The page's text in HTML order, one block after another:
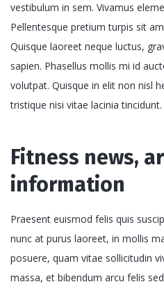
vestibulum in sem. Vivamus
Pellentesque pretium turpis sit
Quisque laoreet neque luctus,
sapien. Phasellus mollis mi id
volutpat. Quisque in elit non nisl
tristique nisi vitae lacinia tincidunt.
Fitness news,
information
Praesent euismod felis quis
nunc at purus laoreet, in mollis
posuere, quam vitae sollicitudin
massa, et bibendum arcu felis